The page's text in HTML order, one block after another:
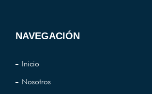
NAVEGACIÓN
Inicio
Nosotros